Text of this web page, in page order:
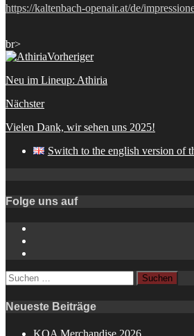
https://kaltenbach-openair.at/de/
br>
Vorheriger
Neu im Lineup: Athiria
Nächster
Vielen Dank, wir sehen uns 2025!
Switch to the english version of
Folge uns auf
Suchen
nach:
Neueste Beiträge
KOA Merchandise 2026